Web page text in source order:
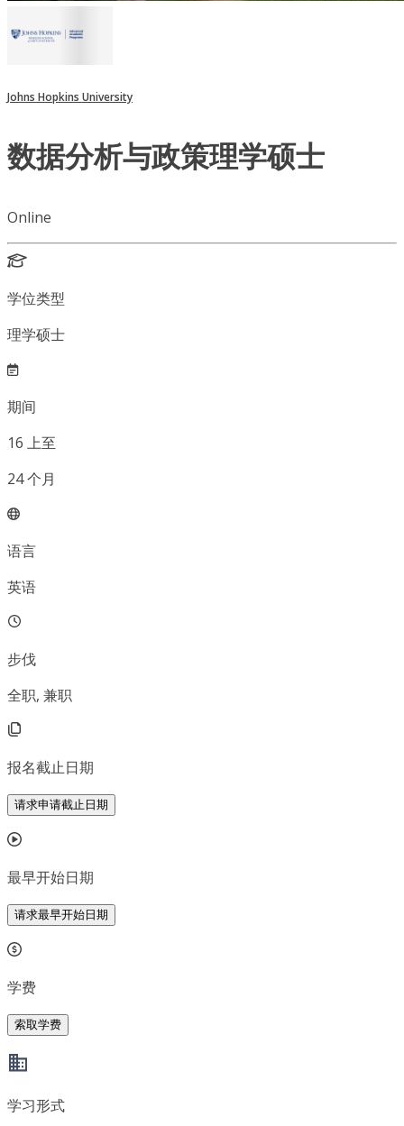
Johns Hopkins University
数据分析与政策理学硕士
Online
学位类型
理学硕士
期间
16 上至
24个月
语言
英语
步伐
全职, 兼职
报名截止日期
请求申请截止日期
最早开始日期
请求最早开始日期
学费
索取学费
学习形式